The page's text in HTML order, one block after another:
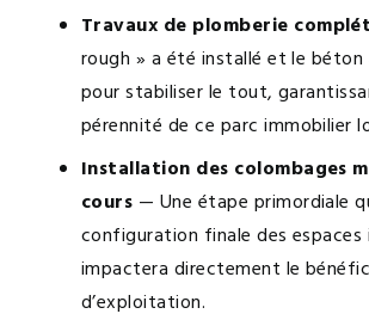
Travaux de plomberie
rough » a été installé et le
pour stabiliser le tout,
pérennité de ce parc immobilier
Installation des colombages
cours — Une étape primordiale
configuration finale des
impactera directement le
d’exploitation.